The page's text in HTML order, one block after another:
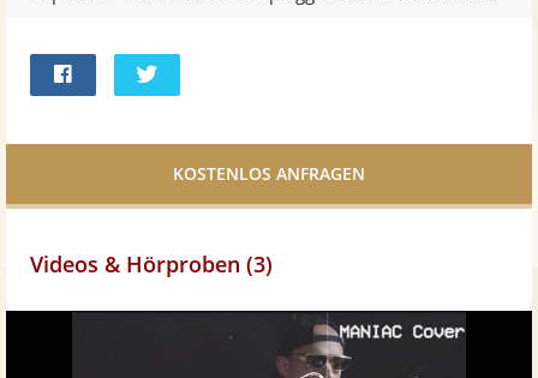
Facebook
Videos & Hörproben (3)